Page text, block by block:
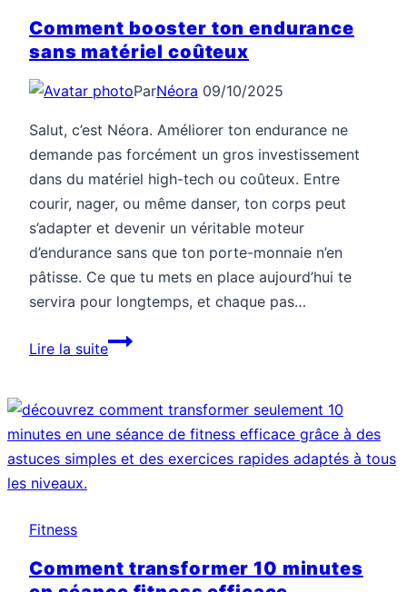
chargé
Comment booster ton endurance
sans matériel coûteux
ParNéora 09/10/2025
Salut, c’est Néora. Améliorer ton endurance ne
demande pas forcément un gros investissement
dans du matériel high-tech ou coûteux. Entre
courir, nager, ou même danser, ton corps peut
s’adapter et devenir un véritable moteur
d’endurance sans que ton porte-monnaie n’en
pâtisse. Ce que tu mets en place aujourd’hui te
servira pour longtemps, et chaque pas…
Lire la suiteComment
endurance
sans
matériel
Fitness
Comment transformer 10 minutes